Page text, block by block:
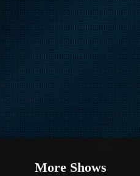
More Shows